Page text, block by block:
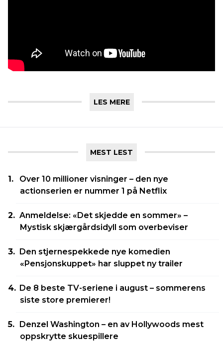
LES MERE
MEST LEST
Over 10 millioner visninger – den nye
actionserien er nummer 1 på Netflix
Anmeldelse: «Det skjedde en sommer» –
Mystisk skjærgårdsidyll som overbeviser
Den stjernespekkede nye komedien
«Pensjonskuppet» har sluppet ny trailer
De 8 beste TV-seriene i august – sommerens
siste store premierer!
Denzel Washington – en av Hollywoods mest
oppskrytte skuespillere